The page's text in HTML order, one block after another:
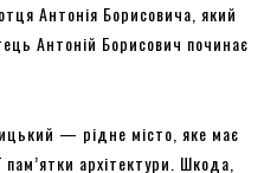
Антонія Борисовича, який
Антоній Борисович починає
— рідне місто, яке має
пам’ятки архітектури. Шкода,